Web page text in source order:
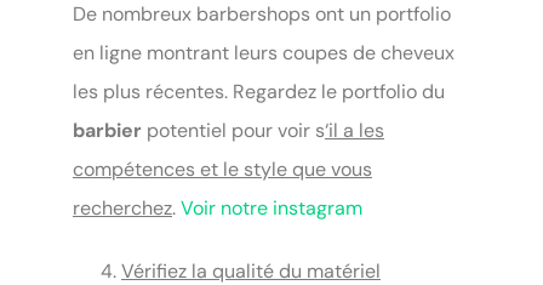
De nombreux barbershops ont un portfolio
en ligne montrant leurs coupes de cheveux
les plus récentes. Regardez le portfolio du
barbier potentiel pour voir s‘il a les
compétences et le style que vous
recherchez.Voir notre instagram
Vérifiez la qualité du matériel